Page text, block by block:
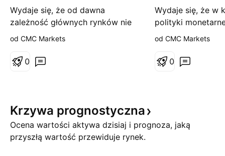
Wydaje się, że od dawna
zależność głównych rynków nie
była tak duża od oczekiwań, co
przez Fed ECONOMICS:USINTR .
się niemal jak kontrakty na stopę
Fed CBOT:ZQ1! od początku
sierpnia, gdy po słaby
od CMC Markets
0
2024 r?
Wydaje się, że w
polityki
być świadkami
efekcie real
od CMC Markets
0
Krzywa prognostyczna
Ocena wartości aktywa dzisiaj i prognoza, jaką
przyszłą wartość przewiduje rynek.